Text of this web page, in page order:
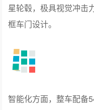
星轮毂，极具视觉冲击
框车门设计。
智能化方面，整车配备